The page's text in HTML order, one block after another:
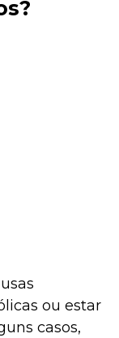
ou estar
casos,